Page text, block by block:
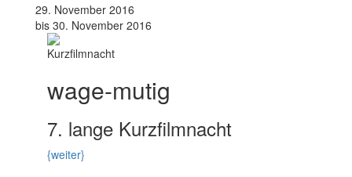
29. November 2016
bis 30. November 2016
Kurzfilmnacht
wage-mutig
7. lange Kurzfilmnacht
{weiter}